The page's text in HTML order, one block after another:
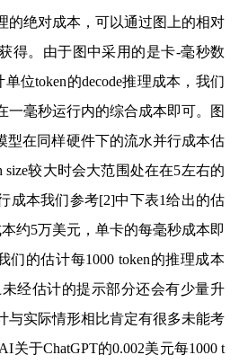
的绝对成本，可以通过图上的相对
得。由于图中采用的是卡-毫秒数
单位token的decode推理成本，我们
一毫秒运行内的综合成本即可。图
型在同样硬件下的流水并行成本估
size较大时会大范围处在在5左右的
成本我们参考[2]中下表1给出的估
约5万美元，单卡的每毫秒成本即
们的估计每1000 token的推理成本
经估计的提示部分还会有少量升
与实际情形相比肯定有很多未能考
关于ChatGPT的0.002美元每1000 t